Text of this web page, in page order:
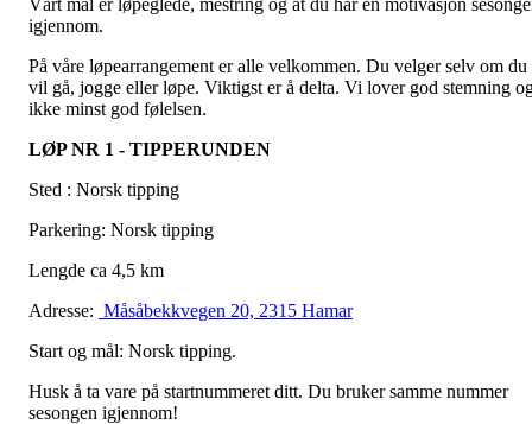
igjennom.
På våre løpearrangement er alle velkommen. Du velger selv om du
vil gå, jogge eller løpe. Viktigst er å delta. Vi lover god stemning
ikke minst god følelsen.
LØP NR 1 - TIPPERUNDEN
Sted : Norsk tipping
Parkering: Norsk tipping
Lengde ca 4,5 km
Adresse: Måsåbekkvegen 20, 2315 Hamar
Start og mål: Norsk tipping.
Husk å ta vare på startnummeret ditt. Du bruker samme nummer
sesongen igjennom!